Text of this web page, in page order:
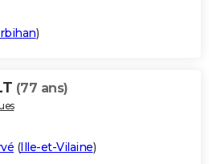
)
(77 ans)
(Ille-et-Vilaine)